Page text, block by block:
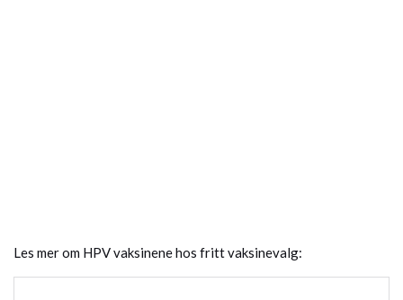
Les mer om HPV vaksinene hos fritt vaksinevalg: